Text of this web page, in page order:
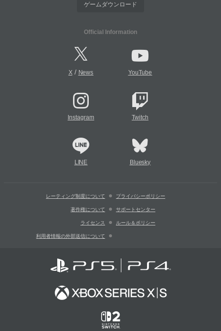
ゲームダウンロード
Official Information
X/ News YouTube
Instagram Twitch
LINE Bluesky
レーティング制度について プライバシーポリシー
著作権について サポートセンター
ライセンス ルール＆ポリシー
利用者情報の外部送信について